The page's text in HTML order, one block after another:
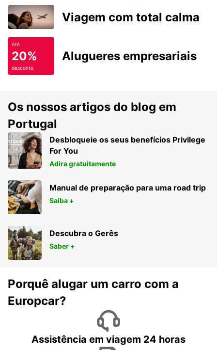
Viagem com total calma
Até
20%
desconto
Alugueres empresariais
Os nossos artigos do blog em
Portugal
Desbloqueie os seus benefícios Privilege
For You
Adira gratuitamente
Manual de preparação para uma road trip
Saiba +
Descubra o Gerês
Saber +
Porquê alugar um carro com a
Europcar?
Assistência em viagem 24 horas